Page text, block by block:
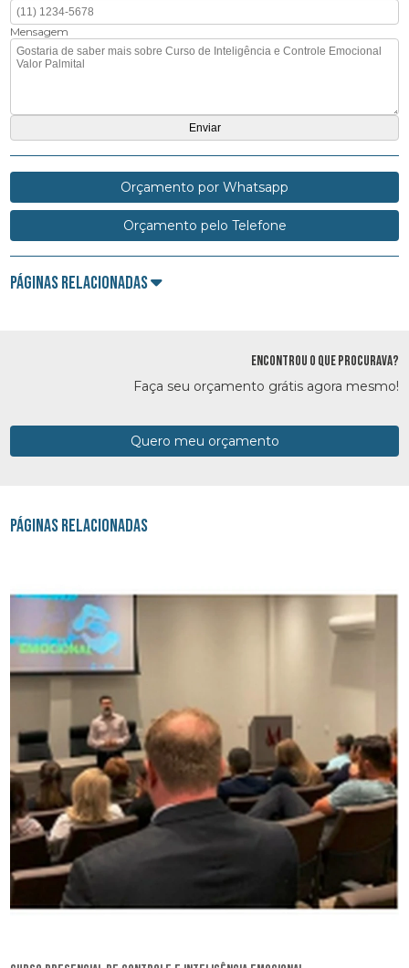
Mensagem
Orçamento por Whatsapp
Orçamento pelo Telefone
Páginas Relacionadas
ENCONTROU O QUE PROCURAVA?
Faça seu orçamento grátis agora mesmo!
Quero meu orçamento
Páginas Relacionadas